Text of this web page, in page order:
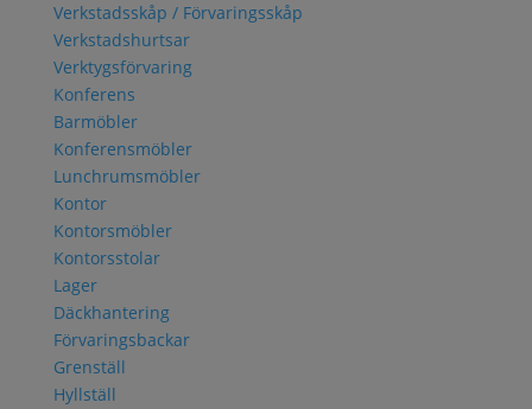
Verkstadsskåp / Förvaringsskåp
Verkstadshurtsar
Verktygsförvaring
Konferens
Barmöbler
Konferensmöbler
Lunchrumsmöbler
Kontor
Kontorsmöbler
Kontorsstolar
Lager
Däckhantering
Förvaringsbackar
Grenställ
Hyllställ